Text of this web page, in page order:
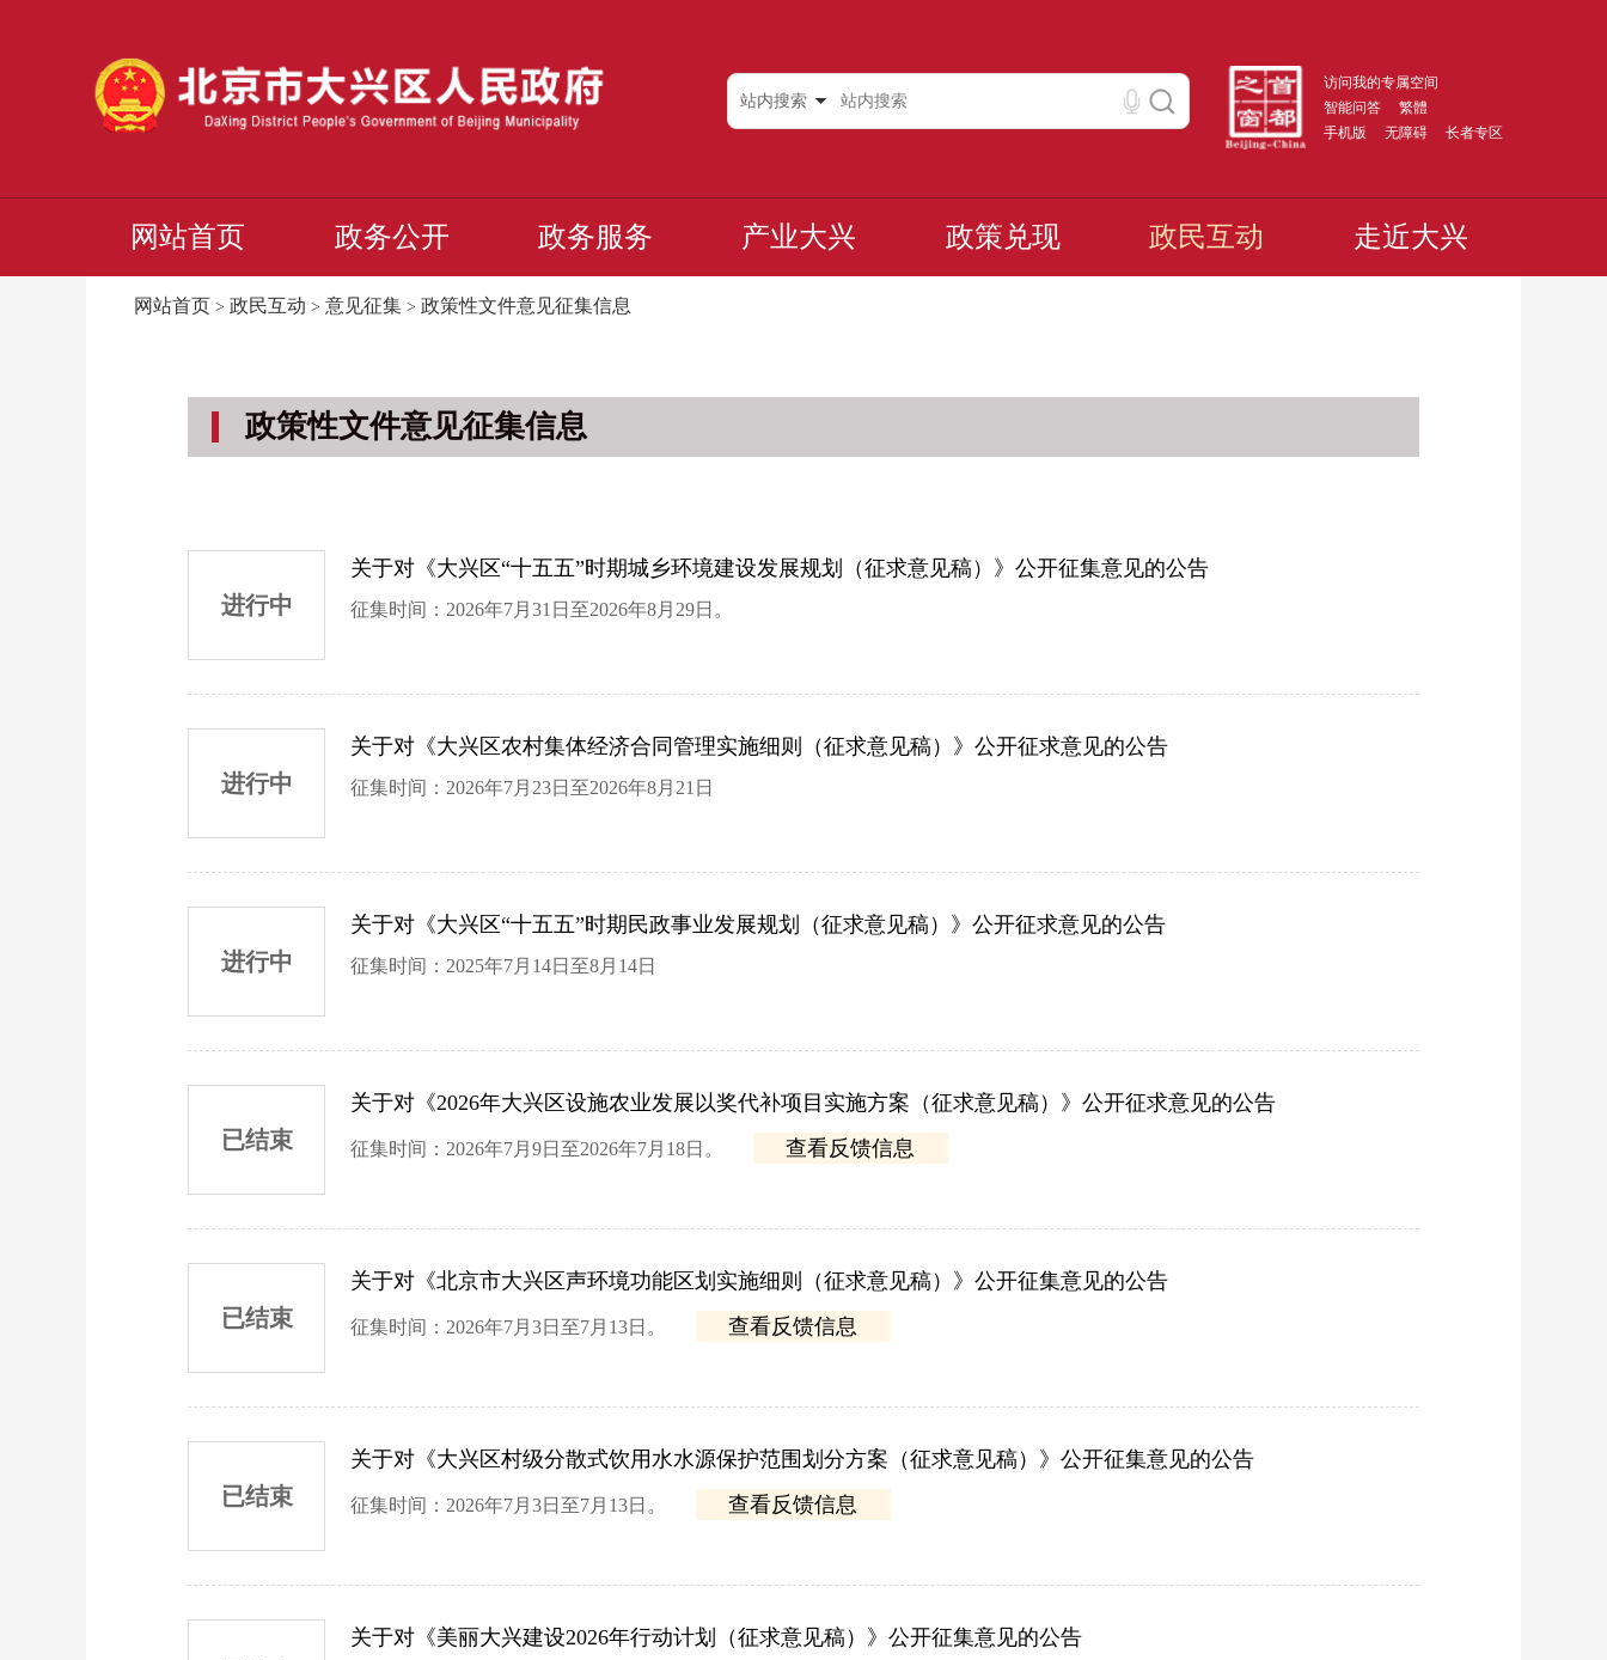
访问我的专属空间
智能问答
繁體
手机版
无障碍 长者专区
站内搜索
网站首页 政务公开 政务服务 产业大兴 政策兑现 政民互动 走近大兴
网站首页 > 政民互动 > 意见征集 > 政策性文件意见征集信息
政策性文件意见征集信息
进行中
关于对《大兴区“十五五”时期城乡环境建设发展规划（征求意见稿）》公开征集意见的公告
征集时间：2026年7月31日至2026年8月29日。
进行中
关于对《大兴区农村集体经济合同管理实施细则（征求意见稿）》公开征求意见的公告
征集时间：2026年7月23日至2026年8月21日
进行中
关于对《大兴区“十五五”时期民政事业发展规划（征求意见稿）》公开征求意见的公告
征集时间：2025年7月14日至8月14日
已结束
关于对《2026年大兴区设施农业发展以奖代补项目实施方案（征求意见稿）》公开征求意见的公告
征集时间：2026年7月9日至2026年7月18日。 查看反馈信息
已结束
关于对《北京市大兴区声环境功能区划实施细则（征求意见稿）》公开征集意见的公告
征集时间：2026年7月3日至7月13日。 查看反馈信息
已结束
关于对《大兴区村级分散式饮用水水源保护范围划分方案（征求意见稿）》公开征集意见的公告
征集时间：2026年7月3日至7月13日。 查看反馈信息
关于对《美丽大兴建设2026年行动计划（征求意见稿）》公开征集意见的公告